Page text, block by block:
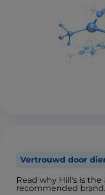
Vertrouwd door
Read why Hill's is the
recommended brand.